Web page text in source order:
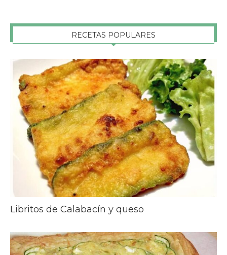
RECETAS POPULARES
Libritos de Calabacín y queso